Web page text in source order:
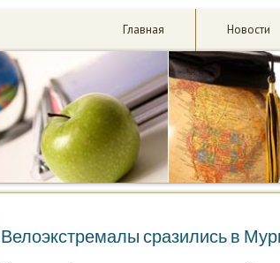
Главная Новости
Велоэкстремалы сразились в